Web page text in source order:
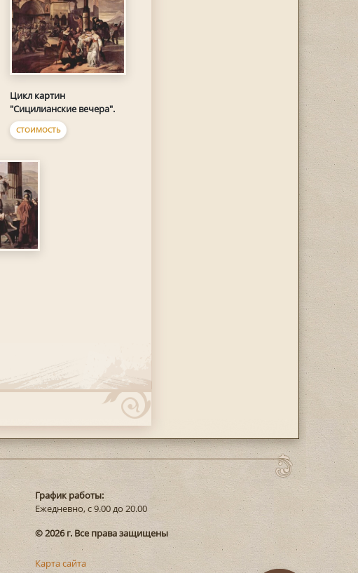
Цикл картин
"Сицилианские вечера".
СТОИМОСТЬ
График работы:
Ежедневно, с 9.00 до 20.00
© 2026 г. Все права защищены
Карта сайта